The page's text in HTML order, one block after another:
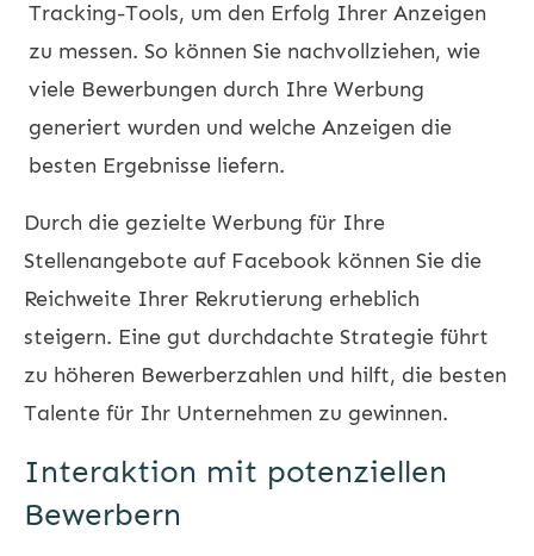
Tracking-Tools, um den Erfolg Ihrer Anzeigen
zu messen. So können Sie nachvollziehen, wie
viele Bewerbungen durch Ihre Werbung
generiert wurden und welche Anzeigen die
besten Ergebnisse liefern.
Durch die gezielte Werbung für Ihre
Stellenangebote auf Facebook können Sie die
Reichweite Ihrer Rekrutierung erheblich
steigern. Eine gut durchdachte Strategie führt
zu höheren Bewerberzahlen und hilft, die besten
Talente für Ihr Unternehmen zu gewinnen.
Interaktion mit potenziellen
Bewerbern